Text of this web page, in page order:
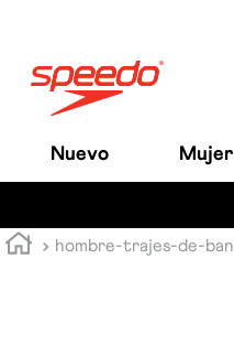
Nuevo Mujer
hombre-trajes-de-